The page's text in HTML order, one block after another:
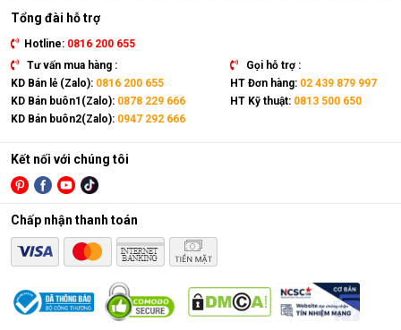
Cấu tạo cơ bản của máy lọc nước RO gồm:
hoạt tính...) giúp loại bỏ bụi bẩn, cặn, rong rêu, mùi hôi,
clo dư…
Màng lọc RO: Là trái tim của máy. Màng RO có khe lọc
nước tinh khiết đi qua, giữ lại hầu hết các vi khuẩn, virus,
kim loại nặng, chất hóa học…
khoáng, lõi hydrogen, lõi nano bạc… để bổ sung khoáng,
cân bằng pH, khử mùi, làm mềm nước, hoặc chống tái
nhiễm khuẩn.
Bình chứa nước: Chứa nước tinh khiết đã được lọc sạch
để sử dụng.
Tổng đài hỗ trợ
Hotline: 0816 200 655
Tư vấn mua hàng :
KD Bán lẻ (Zalo): 0816 200 655
KD Bán buôn1(Zalo): 0878 229 666
KD Bán buôn2(Zalo): 0947 292 666
Gọi hỗ trợ :
HT Đơn hàng: 02 439 879 997
HT Kỹ thuật: 0813 500 650
Kết nối với chúng tôi
Chấp nhận thanh toán